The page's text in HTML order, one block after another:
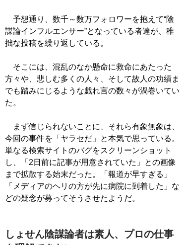
予想通り、数千～数万フォロワーを抱えて“陰
謀論インフルエンサー”となっている者達が、稚
拙な投稿を繰り返している。
そこには、混乱のなか懸命に救命にあたった
方々や、悲しむ多くの人々、そして故人の功績ま
でも踏みにじるような戯れ言の数々が渦巻いてい
た。
まず信じられないことに、それら有象無象は、
今回の事件を「ヤラセだ」と本気で思っている。
単なる検索サイトのバグをスクリーンショット
し、「2日前に記事が用意されていた」との画像
まで拡散する始末だった。「報道が早すぎる」
「メディアのヘリの方が先に病院に到着した」な
どの疑念が募ってそうさせたようだ。
しょせん陰謀論者は素人、プロの仕事